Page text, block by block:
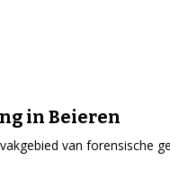
in Beieren
van forensische